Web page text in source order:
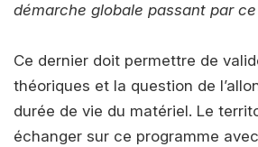
démarche globale passant par
Ce dernier doit permettre de
théoriques et la question de
durée de vie du matériel. Le
échanger sur ce programme avec